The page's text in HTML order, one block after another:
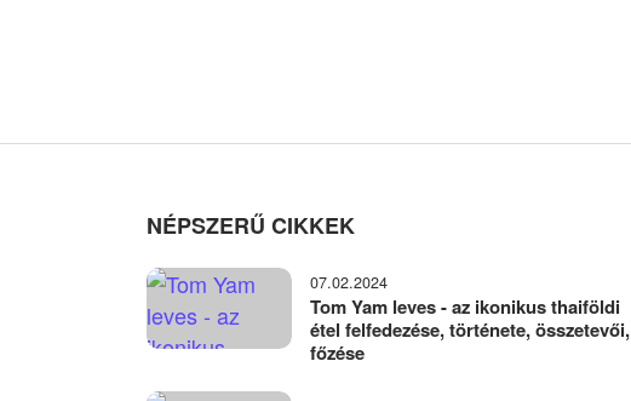
NÉPSZERŰ CIKKEK
07.02.2024
Tom Yam leves - az ikonikus thaiföldi
étel felfedezése, története, összetevői,
főzése